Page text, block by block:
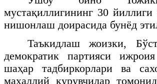
мустақиллигининг 30
нишонлаш доирасида бунёд
Таъкидлаш жоизки,
демократик партияси
шаҳар тадбиркорлари ва
маҳаллий қурувчилар